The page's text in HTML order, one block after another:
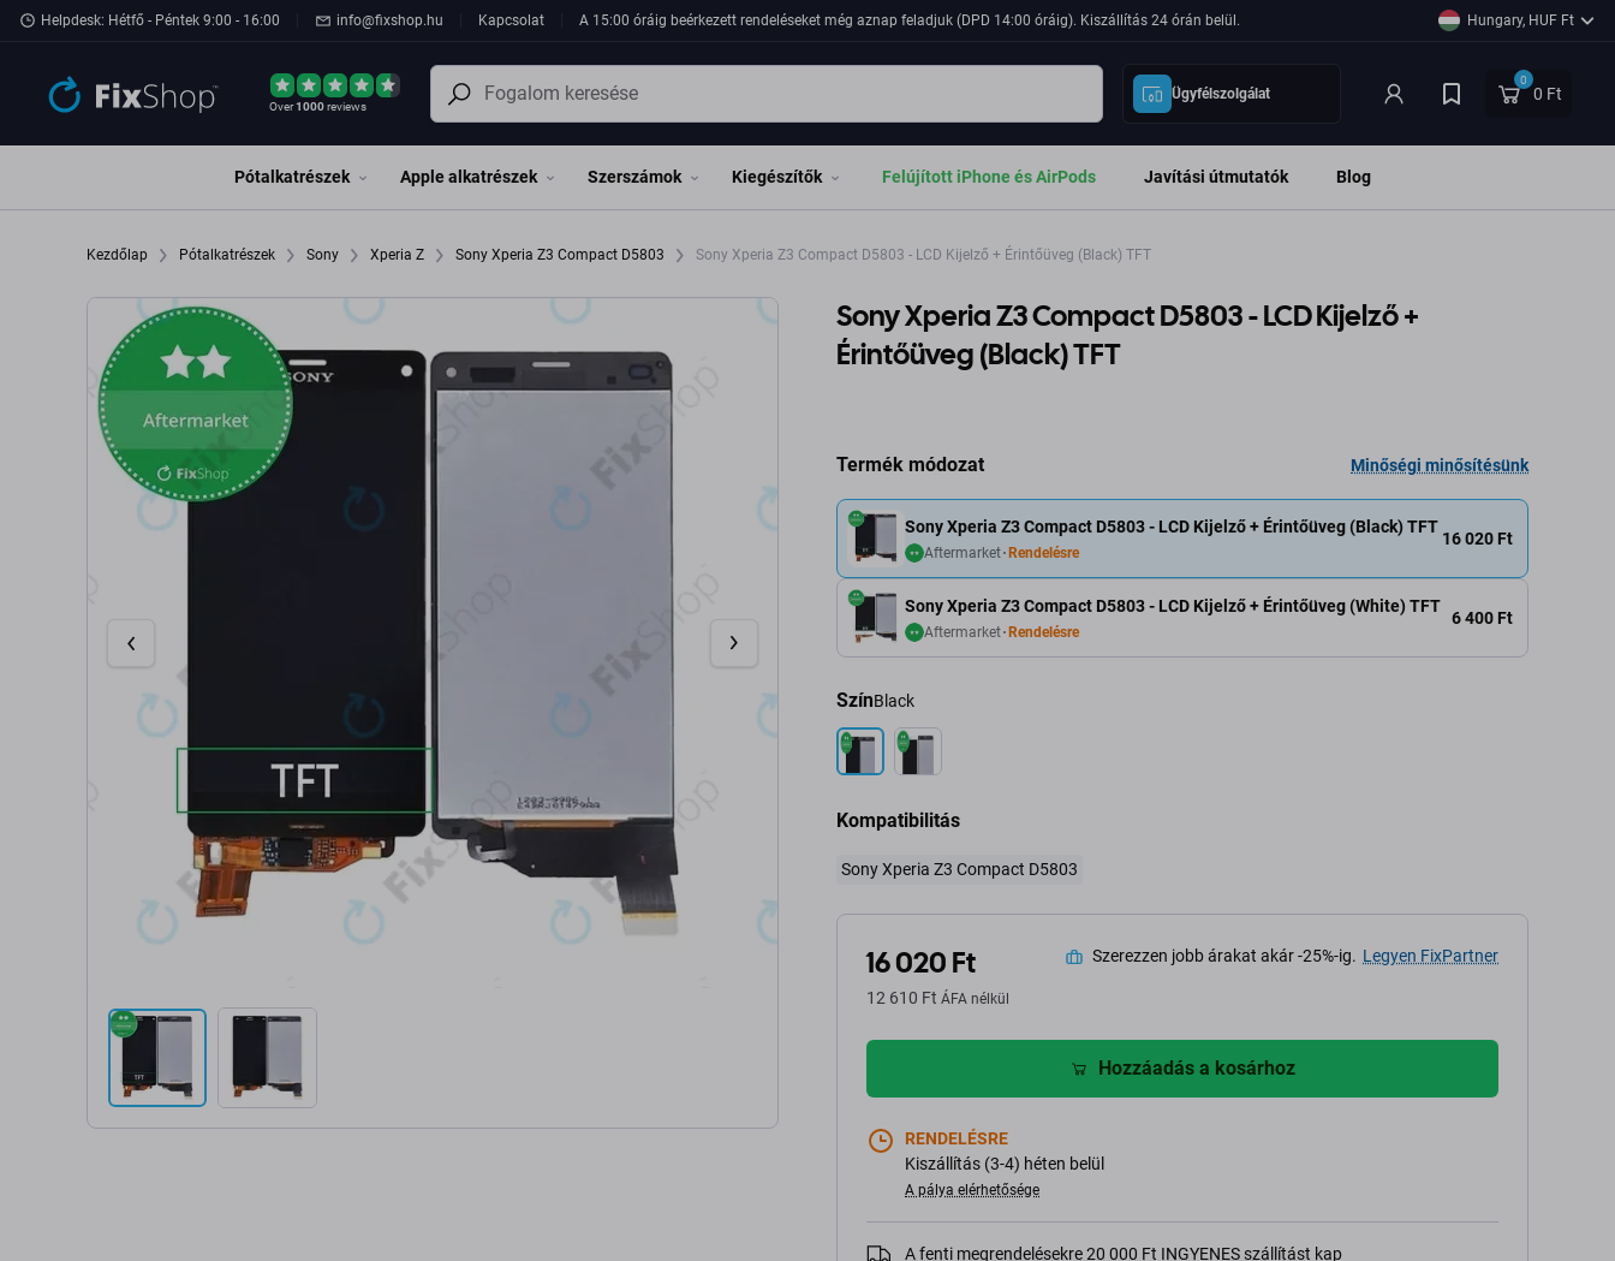
Ugrás az oldal fő részéhez
Helpdesk: Hétfő - Péntek 9:00 - 16:00 info@fixshop.hu Kapcsolat A 15:00 óráig beérkezett rendeléseket még aznap feladjuk (DPD 14:00 óráig). Kiszállítás 24 órán belül. Hungary, HUF Ft
Over1000reviews
Ügyfélszolgálat
0
0 Ft
Pótalkatrészek Apple alkatrészek Szerszámok Kiegészítők Felújított iPhone és AirPods Javítási útmutatók Blog
Kezdőlap Pótalkatrészek Sony Xperia Z Sony Xperia Z3 Compact D5803 Sony Xperia Z3 Compact D5803 - LCD Kijelző + Érintőüveg (Black) TFT
Sony Xperia Z3 Compact D5803 - LCD Kijelző +
Érintőüveg (Black) TFT
Termék módozat Minőségi minősítésünk
Sony Xperia Z3 Compact D5803 - LCD Kijelző + Érintőüveg (White) TFT
Aftermarket Rendelésre
6 400 Ft
Sony Xperia Z3 Compact D5803 - LCD Kijelző + Érintőüveg (Black) TFT
Aftermarket Rendelésre
16 020 Ft
SzínBlack
Kompatibilitás
Sony Xperia Z3 Compact D5803
16 020 Ft
12 610 Ft ÁFA nélkül
Szerezzen jobb árakat akár -25%-ig. Legyen FixPartner
Hozzáadás a kosárhoz
RENDELÉSRE
Kiszállítás (3-4) héten belül
A pálya elérhetősége
A fenti megrendelésekre 20 000 Ft INGYENES szállítást kap